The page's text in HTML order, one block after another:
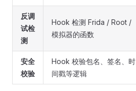
反调
试检
测
Hook 检测 Frida / Root /
模拟器的函数
安全
校验
Hook 校验包名、签名、时
间戳等逻辑